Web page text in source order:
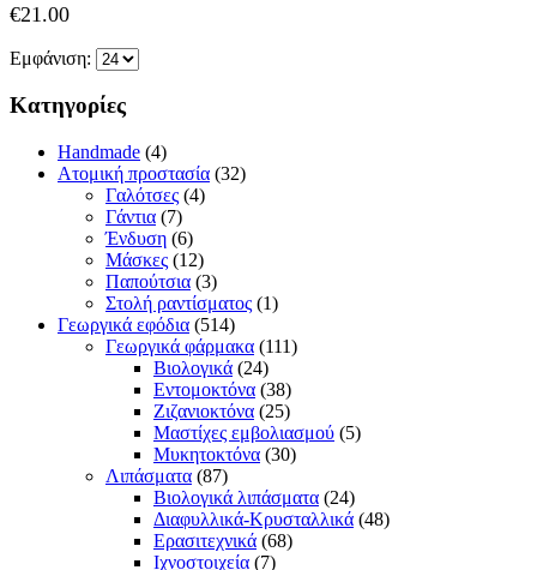
€21.00
Εμφάνιση:
Κατηγορίες
Handmade (4)
Ατομική προστασία (32)
Γαλότσες (4)
Γάντια (7)
Ένδυση (6)
Μάσκες (12)
Παπούτσια (3)
Στολή ραντίσματος (1)
Γεωργικά εφόδια (514)
Γεωργικά φάρμακα (111)
Βιολογικά (24)
Εντομοκτόνα (38)
Ζιζανιοκτόνα (25)
Μαστίχες εμβολιασμού (5)
Μυκητοκτόνα (30)
Λιπάσματα (87)
Βιολογικά λιπάσματα (24)
Διαφυλλικά-Κρυσταλλικά (48)
Ερασιτεχνικά (68)
Ιχνοστοιχεία (7)